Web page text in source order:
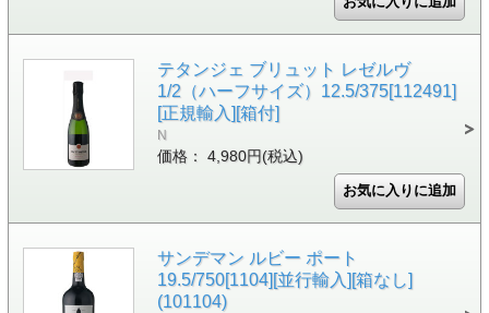
テタンジェ ブリュット レゼルヴ
1/2（ハーフサイズ）12.5/375[112491]
[正規輸入][箱付]
N
価格： 4,980円(税込)
サンデマン ルビー ポート
19.5/750[1104][並行輸入][箱なし]
(101104)